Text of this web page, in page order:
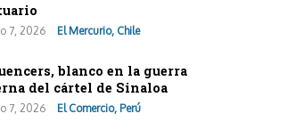
7, 2026 El Mercurio, Chile
blanco en la guerra
del cártel de Sinaloa
7, 2026 El Comercio, Perú